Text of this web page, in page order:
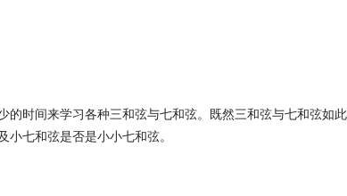
时间来学习各种三和弦与七和弦。既然三和弦与七和弦如此
七和弦是否是小小七和弦。